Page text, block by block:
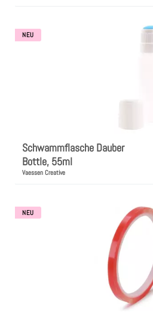
NEU
Schwammflasche Dauber
Bottle, 55ml
Vaessen Creative
NEU